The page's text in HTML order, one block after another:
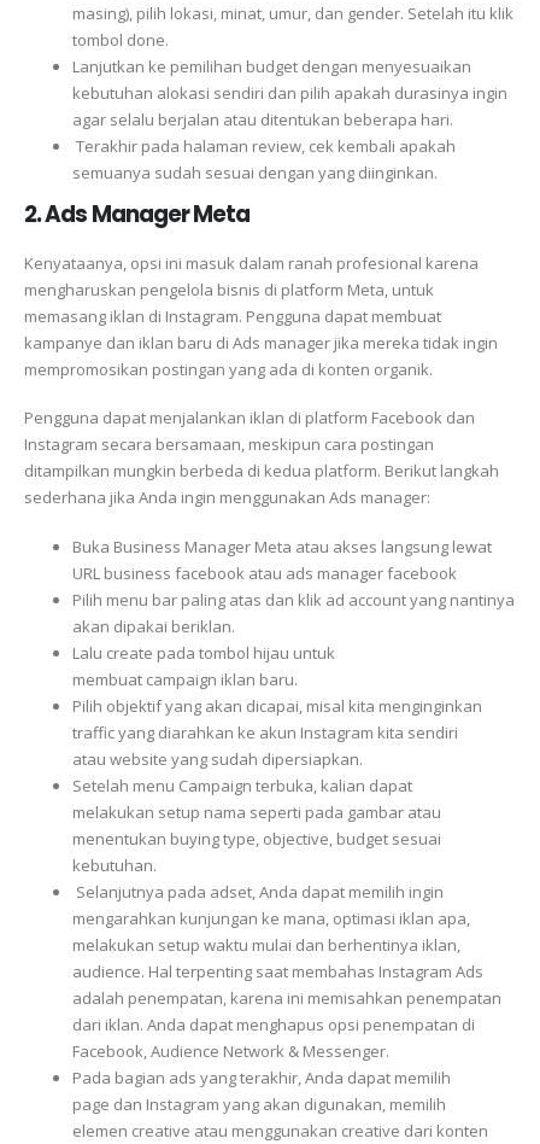
masing), pilih lokasi, minat, umur, dan gender. Setelah itu klik
tombol done.
Lanjutkan ke pemilihan budget dengan menyesuaikan
kebutuhan alokasi sendiri dan pilih apakah durasinya ingin
agar selalu berjalan atau ditentukan beberapa hari.
Terakhir pada halaman review, cek kembali apakah
semuanya sudah sesuai dengan yang diinginkan.
2. Ads Manager Meta
Kenyataanya, opsi ini masuk dalam ranah profesional karena
mengharuskan pengelola bisnis di platform Meta, untuk
memasang iklan di Instagram. Pengguna dapat membuat
kampanye dan iklan baru di Ads manager jika mereka tidak ingin
mempromosikan postingan yang ada di konten organik.
Pengguna dapat menjalankan iklan di platform Facebook dan
Instagram secara bersamaan, meskipun cara postingan
ditampilkan mungkin berbeda di kedua platform. Berikut langkah
sederhana jika Anda ingin menggunakan Ads manager:
Buka Business Manager Meta atau akses langsung lewat
URL business facebook atau ads manager facebook
Pilih menu bar paling atas dan klik ad account yang nantinya
akan dipakai beriklan.
Lalu create pada tombol hijau untuk
membuat campaign iklan baru.
Pilih objektif yang akan dicapai, misal kita menginginkan
traffic yang diarahkan ke akun Instagram kita sendiri
atau website yang sudah dipersiapkan.
Setelah menu Campaign terbuka, kalian dapat
melakukan setup nama seperti pada gambar atau
menentukan buying type, objective, budget sesuai
kebutuhan.
Selanjutnya pada adset, Anda dapat memilih ingin
mengarahkan kunjungan ke mana, optimasi iklan apa,
melakukan setup waktu mulai dan berhentinya iklan,
audience. Hal terpenting saat membahas Instagram Ads
adalah penempatan, karena ini memisahkan penempatan
dari iklan. Anda dapat menghapus opsi penempatan di
Facebook, Audience Network & Messenger.
Pada bagian ads yang terakhir, Anda dapat memilih
page dan Instagram yang akan digunakan, memilih
elemen creative atau menggunakan creative dari konten